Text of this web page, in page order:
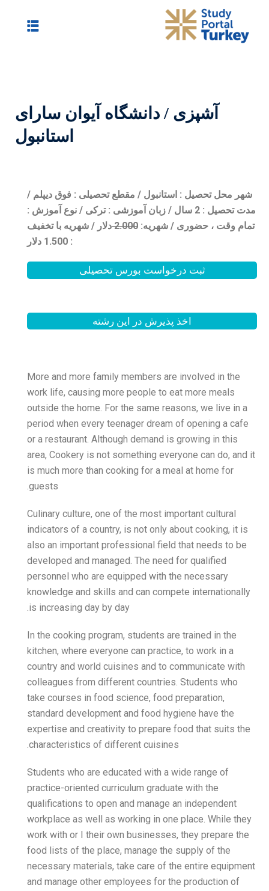
آیوان سارای
تحصیلی : فوق دیپلم /
/ زبان آموزشی : ترکی / نوع آموزش :
2.00 دلار / شهریه با تخفیف
More and more family
work life, causing more
outside the home. For the
period when every
or a restaurant. Although
area, Cookery is not
is much more than
Culinary culture, one of
indicators of a country, is
also an important
developed and managed.
personnel who are
knowledge and skills and
In the cooking program,
kitchen, where everyone
country and world
colleagues from different
take courses in food
standard development
expertise and creativity
characteristics of
Students who are
practice-oriented
qualifications to open and
workplace as well as
work with or I their own
food lists of the place,
necessary materials, take
and manage other